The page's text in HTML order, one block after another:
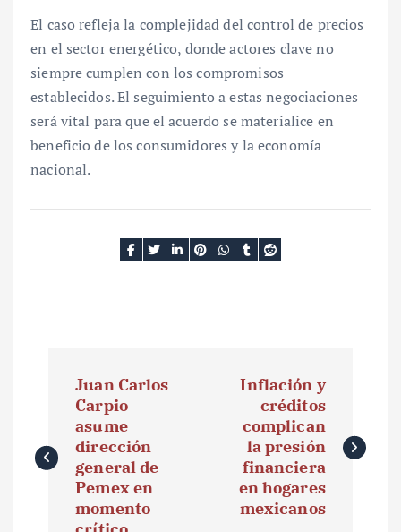
El caso refleja la complejidad del control de precios
en el sector energético, donde actores clave no
siempre cumplen con los compromisos
establecidos. El seguimiento a estas negociaciones
será vital para que el acuerdo se materialice en
beneficio de los consumidores y la economía
nacional.
v
e
Juan Carlos
Carpio
asume
dirección
general de
Pemex en
momento
Inflación y
créditos
complican
la presión
financiera
en hogares
mexicanos